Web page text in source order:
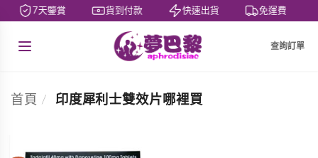
7天鑒賞 貨到付款 快速出貨 免運費
查詢訂單
首頁 / 印度犀利士雙效片哪裡買